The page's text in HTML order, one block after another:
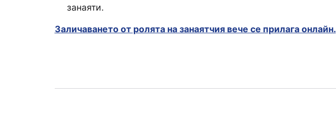
занаяти.
Заличаването от ролята на занаятчия вече се прилага онлайн.